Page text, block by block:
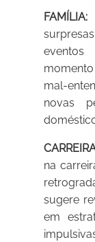
FAMÍLIA:
mal-
novas
na
sugere
em